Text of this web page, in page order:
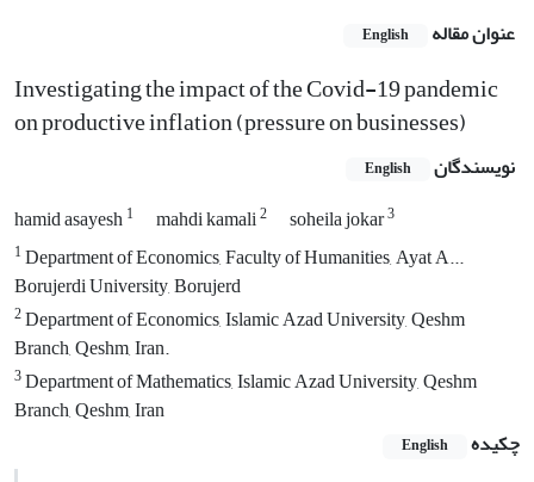
عنوان مقاله English
Investigating the impact of the Covid-19 pandemic
on productive inflation (pressure on businesses)
نویسندگان English
hamid asayesh1 mahdi kamali2 soheila jokar3
1Department of Economics, Faculty of Humanities, Ayat A...
Borujerdi University, Borujerd
2Department of Economics, Islamic Azad University, Qeshm
Branch, Qeshm, Iran.
3Department of Mathematics, Islamic Azad University, Qeshm
Branch, Qeshm, Iran
چکیده
English